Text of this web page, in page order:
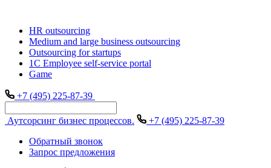
HR outsourcing
Medium and large business outsourcing
Outsourcing for startups
1С Employee self-service portal
Game
+7 (495) 225-87-39
Аутсорсинг бизнес процессов.
+7 (495) 225-87-39
Обратный звонок
Запрос предложения